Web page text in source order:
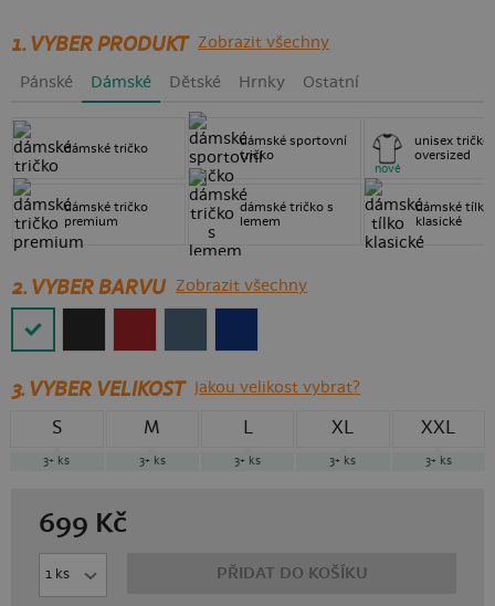
1. VYBER PRODUKT Zobrazit všechny
Pánské Dámské Dětské Hrnky Ostatní
dámské tričko
dámské tričko
premium
dámské sportovní
tričko
dámské tričko s
lemem
unisex tričko
oversized
nové
dámské tílko
klasické
2. VYBER BARVU Zobrazit všechny
3.VYBER VELIKOST Jakou velikost vybrat?
S
3+ ks
M
3+ ks
L
3+ ks
XL
3+ ks
XXL
3+ ks
699 Kč
PŘIDAT DO KOŠÍKU